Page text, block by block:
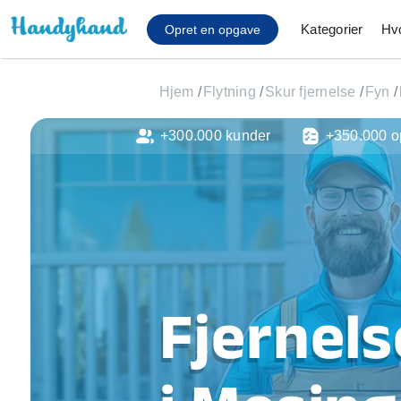
Opret en opgave Kategorier
Affaldsfjernelse
Afhentning af
Anlæg af terrasse
Cykel reparation
Flyttehjælp
Gulvlaminering
Hårde hvidevare
Hjælp til mobil, pc, tv
Installation af ildsted
Møbelsamling og
Ophængning af
Hjem / Flytning /Skur fjernelse / Fyn /
+300.000 kunder +350.000